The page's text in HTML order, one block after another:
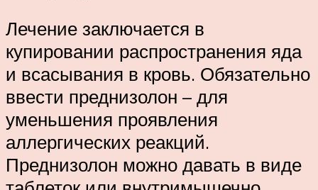
Лечение заключается в
купировании распространения яда
и всасывания в кровь. Обязательно
ввести преднизолон – для
уменьшения проявления
аллергических реакций.
Преднизолон можно давать в виде